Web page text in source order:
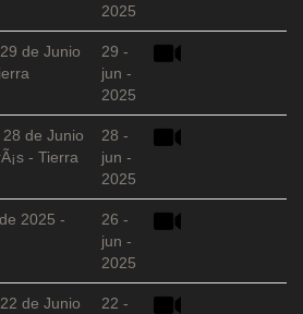
2025
de Junio
29 -
jun -
2025
de Junio
- Tierra
28 -
jun -
2025
2025 -
26 -
jun -
2025
de Junio
22 -